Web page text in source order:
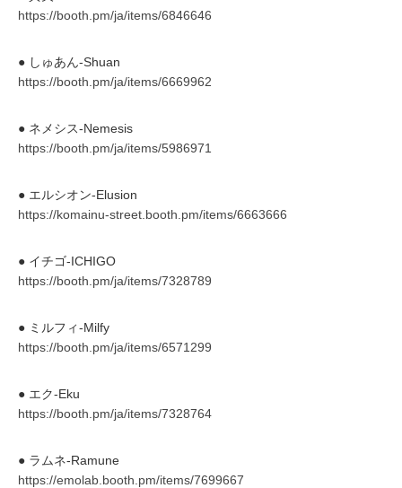
https://booth.pm/ja/items/6846646
● しゅあん-Shuan
https://booth.pm/ja/items/6669962
● ネメシス-Nemesis
https://booth.pm/ja/items/5986971
● エルシオン-Elusion
https://komainu-street.booth.pm/items/6663666
● イチゴ‐ICHIGO
https://booth.pm/ja/items/7328789
● ミルフィ-Milfy
https://booth.pm/ja/items/6571299
● エク-Eku
https://booth.pm/ja/items/7328764
● ラムネ-Ramune
https://emolab.booth.pm/items/7699667